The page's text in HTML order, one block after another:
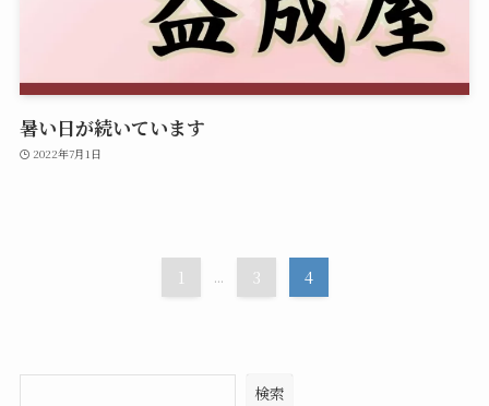
暑い日が続いています
2022年7月1日
1 ... 3 4
検索